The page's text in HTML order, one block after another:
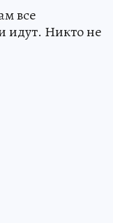
все
идут. Никто не